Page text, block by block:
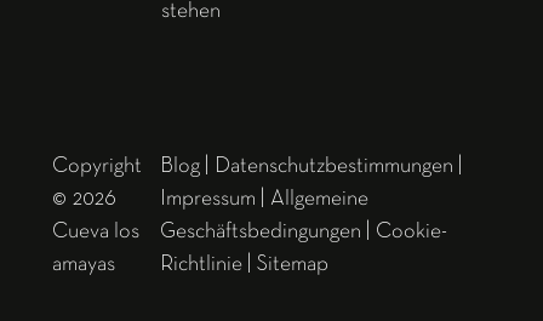
stehen
Copyright
© 2026
Cueva los
amayas
Blog| Datenschutzbestimmungen
Impressum
Allgemeine
Geschäftsbedingungen
Cookie-
Richtlinie| Sitemap